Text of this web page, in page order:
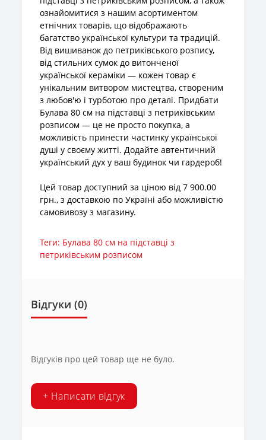
ознайомитися з нашим асортиментом
етнічних товарів, що відображають
багатство української культури та традицій.
Від вишиванок до петриківського розпису,
від стильних сумок до витонченої
української кераміки — кожен товар є
унікальним витвором мистецтва, створеним
з любов'ю і турботою про деталі. Придбати
Булава 80 см на підставці з петриківським
розписом — це не просто покупка, а
можливість принести частинку української
душі у своєму житті. Додайте автентичний
український дух у ваш будинок чи гардероб!
Цей товар доступний за ціною від 7 900.00
грн., з доставкою по Україні або можливістю
самовивозу з магазину.
Теги: Булава 80 см на підставці з
петриківським розписом
Відгуки (0)
Відгуків про цей товар ще не було.
+ Написати відгук